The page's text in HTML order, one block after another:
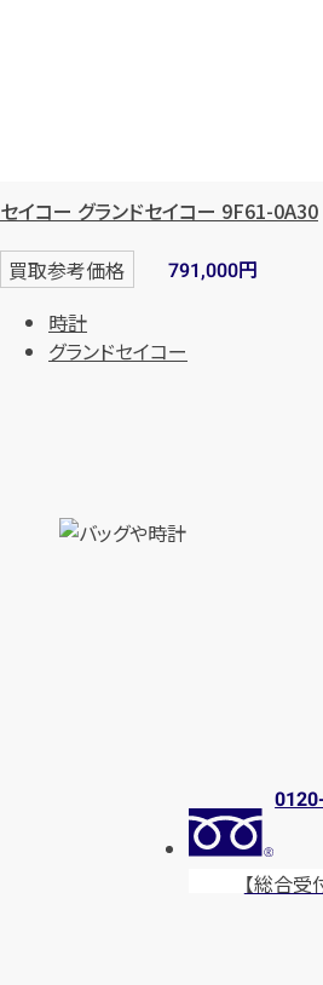
セイコー グランドセイコー 9F61-0A30
買取参考価格 791,000円
時計
グランドセイコー
【総合受